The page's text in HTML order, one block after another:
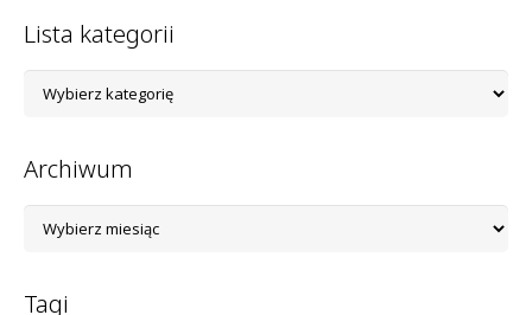
Lista kategorii
kategorii
Archiwum
Tagi